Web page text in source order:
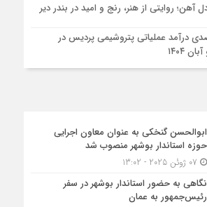
آهن؛ روایتی از هنر، رنج و امید در بندر دیر
درصدی درآمد عملیاتی پتروشیمی پردیس در
۱۴۰۴
ابوالحسن گنخکی به عنوان معاون اجرایی
حوزه استاندار بوشهر منصوب شد
نگاهی به حضور استاندار بوشهر در سفر
رئیس‌جمهور به عمان